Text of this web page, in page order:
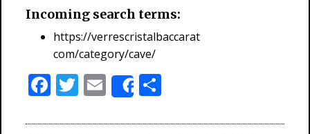
Incoming search terms:
https://verrescristalbaccarat
com/category/cave/
F
ac
T
w
E
m
Share